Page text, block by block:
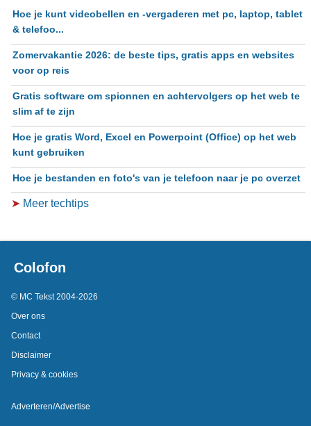
Hoe je kunt videobellen en -vergaderen met pc, laptop, tablet
& telefoo...
Zomervakantie 2026: de beste tips, gratis apps en websites
voor op reis
Gratis software om spionnen en achtervolgers op het web te
slim af te zijn
Hoe je gratis Word, Excel en Powerpoint (Office) op het web
kunt gebruiken
Hoe je bestanden en foto's van je telefoon naar je pc overzet
➤ Meer techtips
Colofon
© MC Tekst 2004-2026
Over ons
Contact
Disclaimer
Privacy & cookies
Adverteren/Advertise